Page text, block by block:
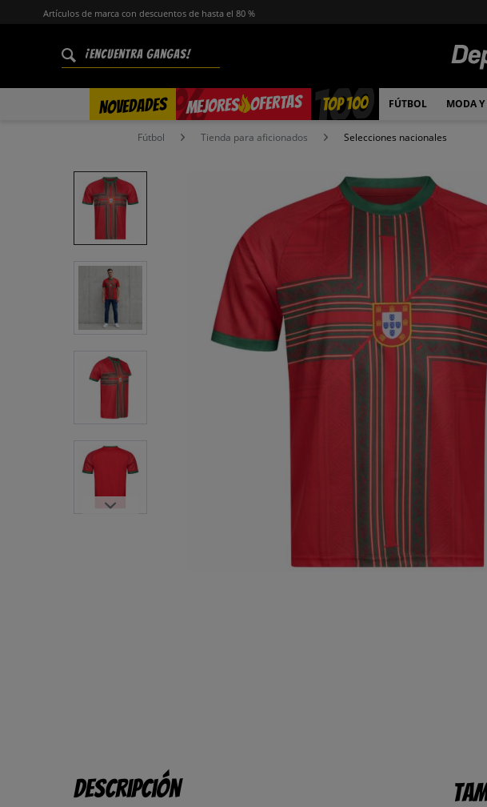
Artículos de marca con descuentos de hasta el 80 %
NOVEDADES MEJORES OFERTAS
% TOP 100 FÚTBOL MODA
Fútbol Tienda para aficionados Selecciones nacionales
Descripción